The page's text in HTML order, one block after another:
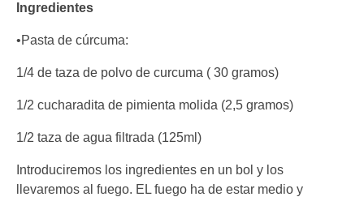
Ingredientes
•Pasta de cúrcuma:
1/4 de taza de polvo de curcuma ( 30 gramos)
1/2 cucharadita de pimienta molida (2,5 gramos)
1/2 taza de agua filtrada (125ml)
Introduciremos los ingredientes en un bol y los
llevaremos al fuego. EL fuego ha de estar medio y